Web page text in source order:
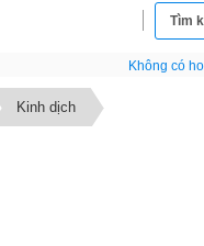
Nếu như
Kinh dịch